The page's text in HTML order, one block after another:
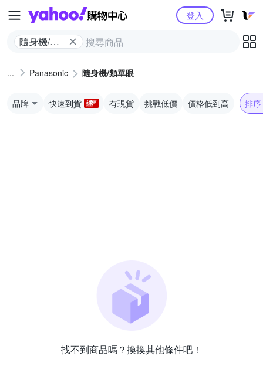
Yahoo購物中心
隨身機/類
登入
Panasonic 隨身機/類單眼
品牌 快速到貨 有現貨 挑戰低價 價格低到高 排序
找不到商品嗎？換換其他條件吧！